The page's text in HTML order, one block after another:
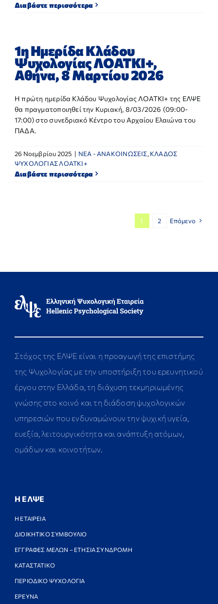
Διαβάστε περισσότερα
1η Ημερίδα Κλάδου
Ψυχολογίας ΛΟΑΤΚΙ+,
Αθήνα, 8 Μαρτίου 2026
Η πρώτη ημερίδα Κλάδου Ψυχολογίας ΛΟΑΤΚΙ+ της ΕΛΨΕ
θα πραγματοποιηθεί την Κυριακή, 8/03/2026 (09:00-
17:00) στο συνεδριακό Κέντρο του Αρχαίου Ελαιώνα του
ΠΑΔΑ.
26 Νοεμβρίου 2025 | NEA - ΑΝΑΚΟΙΝΩΣΕΙΣ, ΚΛΑΔΟΣ
ΨΥΧΟΛΟΓΙΑΣ ΛΟΑΤΚΙ+
Διαβάστε περισσότερα
1 2 Επόμενο
Στόχος της ΕΛΨΕ είναι η προαγωγή της επιστήμης
της Ψυχολογίας με την υποστήριξη του ερευνητικού
έργου στην Ελλάδα, τη διάχυση τεκμηριωμένης
γνώσης στο κοινό και τη διάδοση ψυχολογικών
υπηρεσιών που ενδυναμώνουν την ψυχική υγεία,
ευεξία, λειτουργικότητα και ανάπτυξη ατόμων,
ομάδων και κοινοτήτων.
Η ΕΛΨΕ
Η ΕΤΑΙΡΕΙΑ
ΔΙΟΙΚΗΤΙΚΟ ΣΥΜΒΟΥΛΙΟ
ΕΓΓΡΑΦΕΣ ΜΕΛΩΝ – ΕΤΗΣΙΑ ΣΥΝΔΡΟΜΗ
ΚΑΤΑΣΤΑΤΙΚΟ
ΠΕΡΙΟΔΙΚΟ ΨΥΧΟΛΟΓΙΑ
ΕΡΕΥΝΑ